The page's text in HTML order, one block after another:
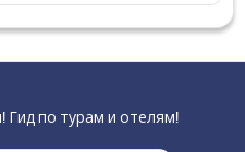
по турам и отелям!